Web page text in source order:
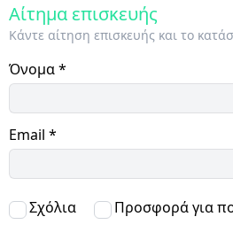
Αίτημα επισκευής
Κάντε αίτηση επισκευής και το
Όνομα*
Email *
Σχόλια Προσφορά για